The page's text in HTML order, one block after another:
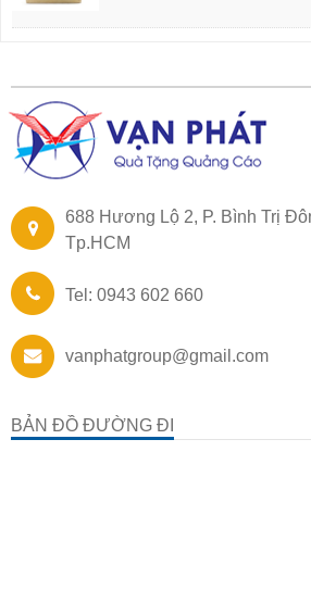
688 Hương Lộ 2, P. Bình Trị
Tp.HCM
Tel: 0943 602 660
vanphatgroup@gmail.com
BẢN ĐỒ ĐƯỜNG ĐI